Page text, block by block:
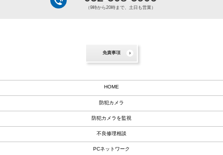
（9時から20時まで、土日も営業）
免責事項
HOME
防犯カメラ
防犯カメラを監視
不良修理相談
PCネットワーク